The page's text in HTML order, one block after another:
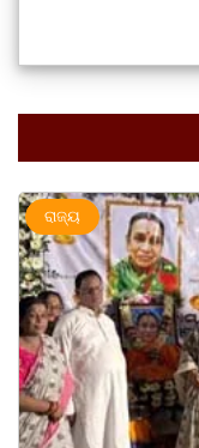
ରାଜ୍ୟ ସୃଜନୀ